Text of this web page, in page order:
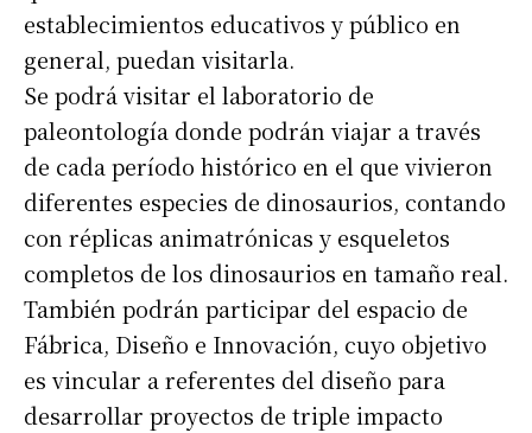
establecimientos educativos y público en
general, puedan visitarla.
Se podrá visitar el laboratorio de
paleontología donde podrán viajar a través
de cada período histórico en el que vivieron
diferentes especies de dinosaurios, contando
con réplicas animatrónicas y esqueletos
completos de los dinosaurios en tamaño real.
También podrán participar del espacio de
Fábrica, Diseño e Innovación, cuyo objetivo
es vincular a referentes del diseño para
desarrollar proyectos de triple impacto